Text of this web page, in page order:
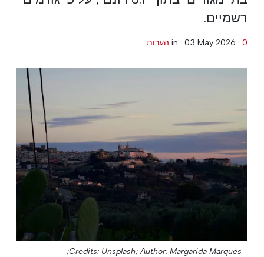
רשמיים.
in · 03 May 2026 · 0 הערות
Credits: Unsplash; Author: Margarida Marques;